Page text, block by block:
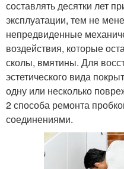
составлять десятки лет
эксплуатации, тем не
непредвиденные
воздействия, которые
сколы, вмятины. Для
эстетического вида
одну или несколько
2 способа ремонта
соединениями.